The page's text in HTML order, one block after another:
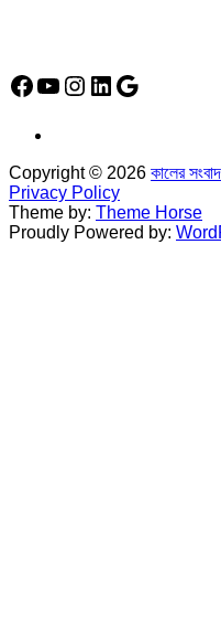
Facebook
YouTube
Instagram
LinkedIn
Google
Copyright © 2026 কালের সংবাদ
Privacy Policy
Theme by: Theme Horse
Proudly Powered by: